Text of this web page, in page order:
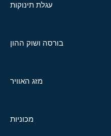
עגלת תינוקות
בורסה ושוק ההון
מזג האוויר
מכוניות